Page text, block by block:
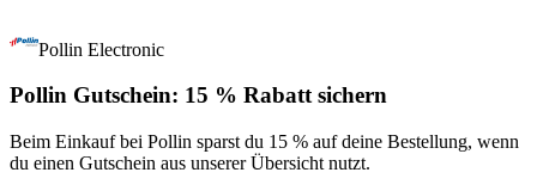
Pollin Electronic
Pollin Gutschein: 15 % Rabatt sichern
Beim Einkauf bei Pollin sparst du 15 % auf deine Bestellung, wenn
du einen Gutschein aus unserer Übersicht nutzt.